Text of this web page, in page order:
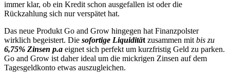
immer klar, ob ein Kredit schon ausgefallen ist oder die
Rückzahlung sich nur verspätet hat.
Das neue Produkt Go and Grow hingegen hat Finanzpolster
wirklich begeistert. Die sofortige Liquidität zusammen mit bis zu
6,75% Zinsen p.a eignet sich perfekt um kurzfristig Geld zu parken.
Go and Grow ist daher ideal um die mickrigen Zinsen auf dem
Tagesgeldkonto etwas auszugleichen.